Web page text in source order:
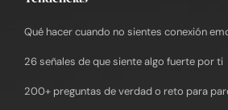
Qué hacer cuando no sientes conexión
26 señales de que siente algo fuerte por ti
200+ preguntas de verdad o reto para